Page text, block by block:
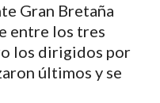
Gran Bretaña
entre los tres
los dirigidos por
últimos y se